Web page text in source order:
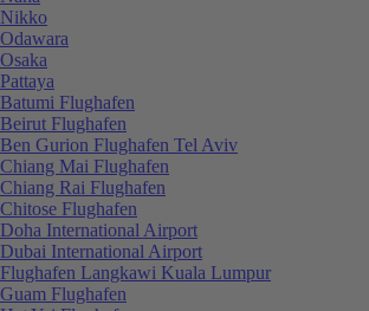
Nikko
Odawara
Osaka
Pattaya
Batumi Flughafen
Beirut Flughafen
Ben Gurion Flughafen Tel Aviv
Chiang Mai Flughafen
Chiang Rai Flughafen
Chitose Flughafen
Doha International Airport
Dubai International Airport
Flughafen Langkawi Kuala Lumpur
Guam Flughafen